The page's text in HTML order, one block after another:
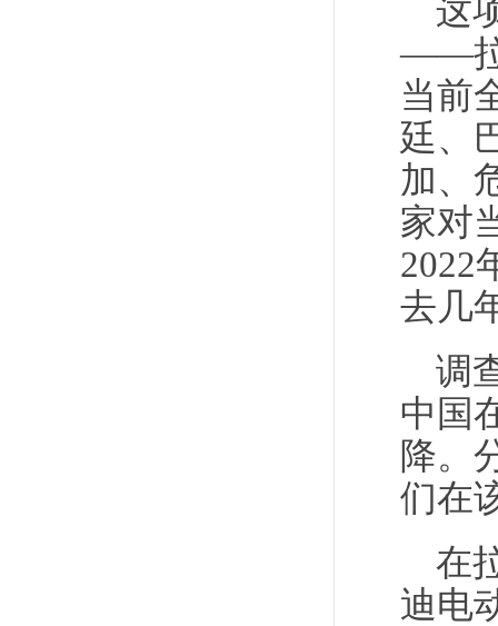
这
——拉
当前
廷、
加、
家对
2022
去几
调
中国
降。
们在
在
迪电